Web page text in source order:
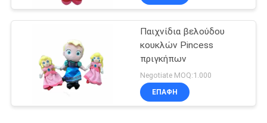
Παιχνίδια βελούδου
κουκλών Pincess
πριγκήπων
Negotiate MOQ:1.000
ΕΠΑΦΉ